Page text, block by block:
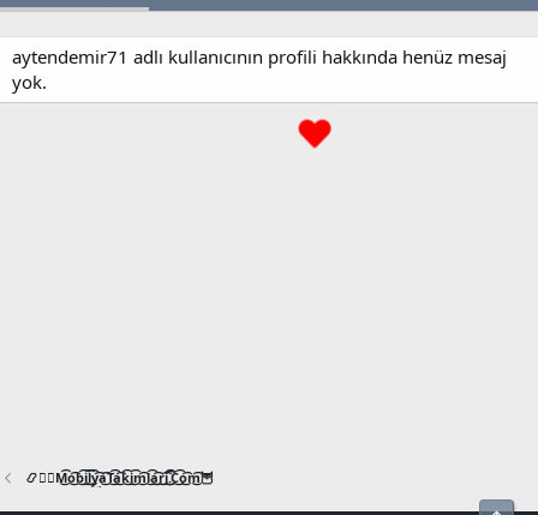
aytendemir71 adlı kullanıcının profili hakkında henüz mesaj
yok.
📿🧙‍♂️M͜͡o͜͡b͜͡i͜͡l͜͡y͜͡a͜͡T͜͡a͜͡k͜͡i͜͡m͜͡l͜͡a͜͡r͜͡i͜͡.͜͡C͜͡o͜͡m͜͡🦉